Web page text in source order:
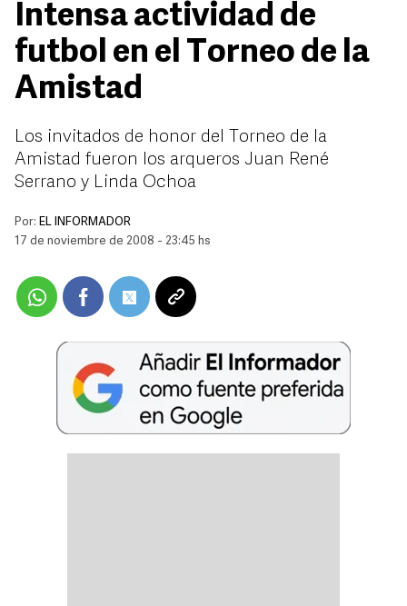
Intensa actividad de
futbol en el Torneo de la
Amistad
Los invitados de honor del Torneo de la
Amistad fueron los arqueros Juan René
Serrano y Linda Ochoa
Por: EL INFORMADOR
17 de noviembre de 2008 - 23:45 hs